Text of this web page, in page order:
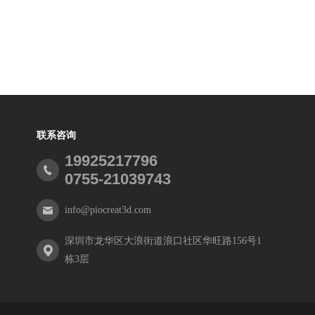
联系咨询
19925217796
0755-21039743
info@piocreat3d.com
深圳市龙华区大浪街道浪口社区华旺路156号1
栋3层